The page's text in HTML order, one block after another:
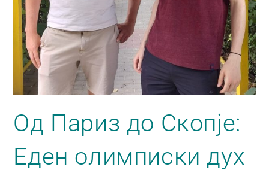
Од Париз до Скопје:
Еден олимписки дух